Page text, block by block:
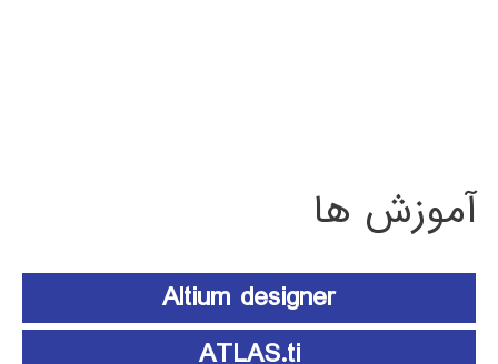
آموزش ها
Altium designer
ATLAS.ti